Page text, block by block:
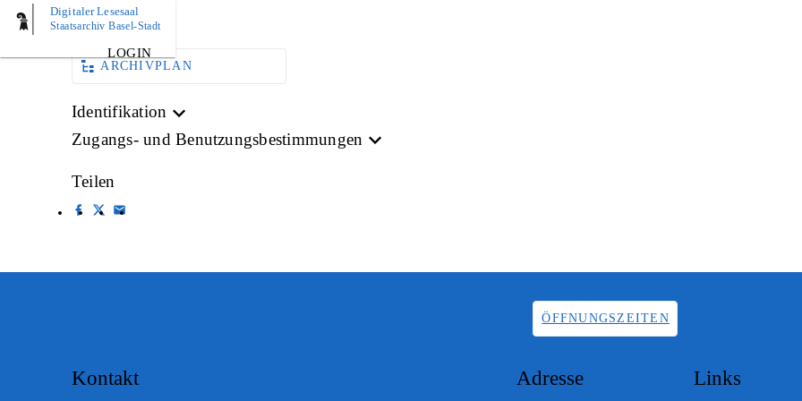
Digitaler Lesesaal
Staatsarchiv Basel-Stadt
LOGIN
AKTE
ARCHIVPLAN
Identifikation
Zugangs- und Benutzungsbestimmungen
Teilen
ÖFFNUNGSZEITEN
Kontakt Adresse Links